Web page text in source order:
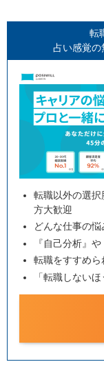
転
占い感覚の
転職以外の選
方大歓迎
どんな仕事の
『自己分析』
転職をすすめ
「転職しない